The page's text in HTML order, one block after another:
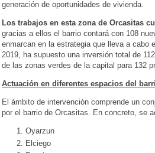
generación de oportunidades de vivienda.
Los trabajos en esta zona de Orcasitas
gracias a ellos el barrio contará con 108
enmarcan en la estrategia que lleva a cabo
2019, ha supuesto una inversión total de
de las zonas verdes de la capital para 132
Actuación en diferentes espacios del
El ámbito de intervención comprende un
por el barrio de Orcasitas. En concreto, se
Oyarzun
Elciego